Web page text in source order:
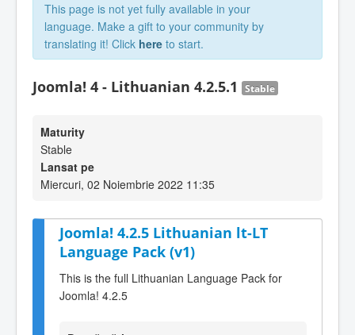
This page is not yet fully available in your
language. Make a gift to your community by
translating it! Click here to start.
Joomla! 4 - Lithuanian 4.2.5.1 Stable
Maturity
Stable
Lansat pe
Miercuri, 02 Noiembrie 2022 11:35
Joomla! 4.2.5 Lithuanian lt-LT
Language Pack (v1)
This is the full Lithuanian Language Pack for
Joomla! 4.2.5